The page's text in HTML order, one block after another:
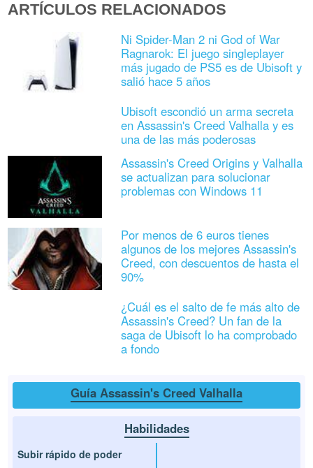
ARTÍCULOS RELACIONADOS
Ni Spider-Man 2 ni God of War
Ragnarok: El juego singleplayer
más jugado de PS5 es de Ubisoft y
salió hace 5 años
Ubisoft escondió un arma secreta
en Assassin's Creed Valhalla y es
una de las más poderosas
Assassin's Creed Origins y Valhalla
se actualizan para solucionar
problemas con Windows 11
Por menos de 6 euros tienes
algunos de los mejores Assassin's
Creed, con descuentos de hasta el
90%
¿Cuál es el salto de fe más alto de
Assassin's Creed? Un fan de la
saga de Ubisoft lo ha comprobado
a fondo
Guía Assassin's Creed Valhalla
Habilidades
Subir rápido de poder